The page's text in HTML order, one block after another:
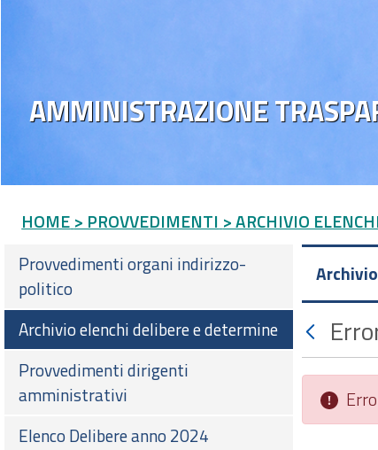
AMMINISTRAZIONE
HOME > PROVVEDIMENTI > ARCHIVIO
Provvedimenti organi indirizzo-
politico
Archivio elenchi delibere e determine
Provvedimenti dirigenti
amministrativi
Elenco Delibere anno 2024